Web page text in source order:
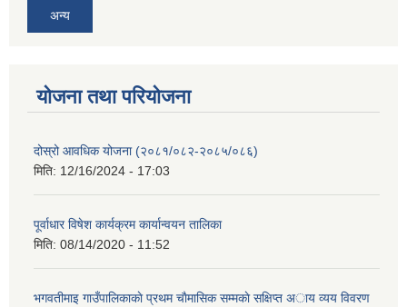
अन्य
योजना तथा परियोजना
दोस्रो आवधिक योजना (२०८१/०८२-२०८५/०८६)
मिति: 12/16/2024 - 17:03
पूर्वाधार विषेश कार्यक्रम कार्यान्वयन तालिका
मिति: 08/14/2020 - 11:52
भगवतीमाइ गाउँपालिकाकाे प्रथम चाैमासिक सम्मकाे सक्षिप्त अाय व्यय विवरण